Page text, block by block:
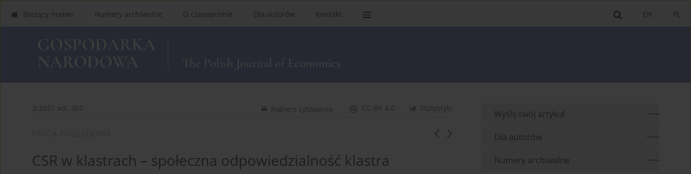
PL
EN
Bieżący numer Numery archiwalne O czasopiśmie Dla autorów Kontakt
3/2021 vol. 307 Statystyki
CC-BY 4.0
Pobierz cytowanie
CSR w klastrach – społeczna odpowiedzialność klastra
Wyślij swój artykuł
Dla autorów
Numery archiwalne